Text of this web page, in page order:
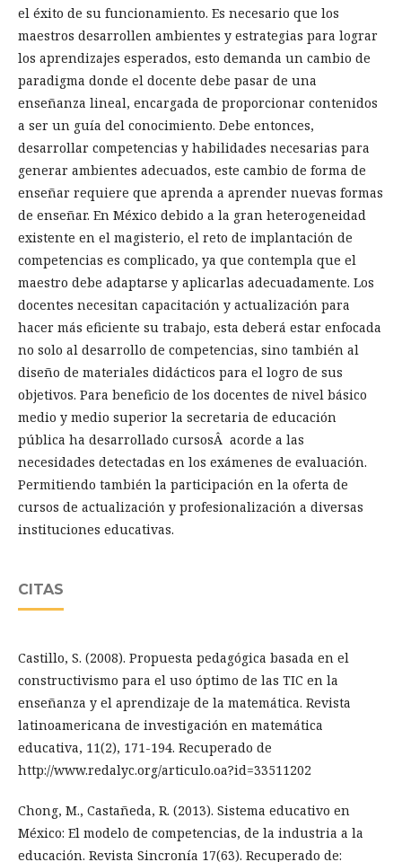
el éxito de su funcionamiento. Es necesario que los
maestros desarrollen ambientes y estrategias para lograr
los aprendizajes esperados, esto demanda un cambio de
paradigma donde el docente debe pasar de una
enseñanza lineal, encargada de proporcionar contenidos
a ser un guía del conocimiento. Debe entonces,
desarrollar competencias y habilidades necesarias para
generar ambientes adecuados, este cambio de forma de
enseñar requiere que aprenda a aprender nuevas formas
de enseñar. En México debido a la gran heterogeneidad
existente en el magisterio, el reto de implantación de
competencias es complicado, ya que contempla que el
maestro debe adaptarse y aplicarlas adecuadamente. Los
docentes necesitan capacitación y actualización para
hacer más eficiente su trabajo, esta deberá estar enfocada
no solo al desarrollo de competencias, sino también al
diseño de materiales didácticos para el logro de sus
objetivos. Para beneficio de los docentes de nivel básico
medio y medio superior la secretaria de educación
pública ha desarrollado cursosÂ acorde a las
necesidades detectadas en los exámenes de evaluación.
Permitiendo también la participación en la oferta de
cursos de actualización y profesionalización a diversas
instituciones educativas.
CITAS
Castillo, S. (2008). Propuesta pedagógica basada en el
constructivismo para el uso óptimo de las TIC en la
enseñanza y el aprendizaje de la matemática. Revista
latinoamericana de investigación en matemática
educativa, 11(2), 171-194. Recuperado de
http://www.redalyc.org/articulo.oa?id=33511202
Chong, M., Castañeda, R. (2013). Sistema educativo en
México: El modelo de competencias, de la industria a la
educación. Revista Sincronía 17(63). Recuperado de: